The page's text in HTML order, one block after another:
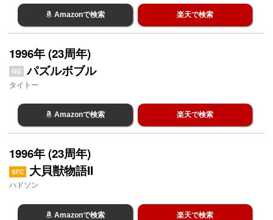
Amazonで検索 楽天で検索
1996年 (23周年)
GG パズルボブル
タイトー
Amazonで検索 楽天で検索
1996年 (23周年)
SFC 大貝獣物語II
ハドソン
Amazonで検索 楽天で検索